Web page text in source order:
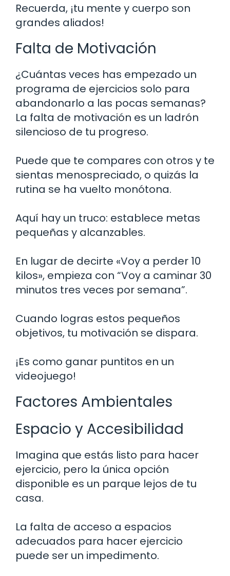
Recuerda, ¡tu mente y cuerpo son
grandes aliados!
Falta de Motivación
¿Cuántas veces has empezado un
programa de ejercicios solo para
abandonarlo a las pocas semanas?
La falta de motivación es un ladrón
silencioso de tu progreso.
Puede que te compares con otros y te
sientas menospreciado, o quizás la
rutina se ha vuelto monótona.
Aquí hay un truco: establece metas
pequeñas y alcanzables.
En lugar de decirte «Voy a perder 10
kilos», empieza con “Voy a caminar 30
minutos tres veces por semana”.
Cuando logras estos pequeños
objetivos, tu motivación se dispara.
¡Es como ganar puntitos en un
videojuego!
Factores Ambientales
Espacio y Accesibilidad
Imagina que estás listo para hacer
ejercicio, pero la única opción
disponible es un parque lejos de tu
casa.
La falta de acceso a espacios
adecuados para hacer ejercicio
puede ser un impedimento.